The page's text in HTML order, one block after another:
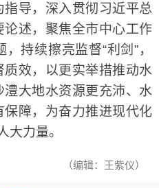
导，深入贯彻习近平总
述，聚焦全市中心工作
持续擦亮监督“利剑”，
效，以更实举措推动水
大地水资源更充沛、水
障，为奋力推进现代化
大力量。
（编辑：王紫仪）